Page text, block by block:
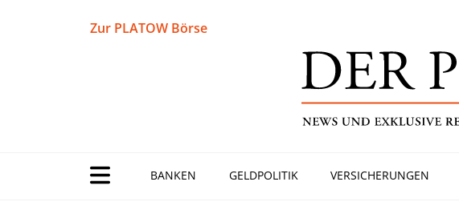
Zur PLATOW Börse
BANKEN GELDPOLITIK VERSICHERUNGEN